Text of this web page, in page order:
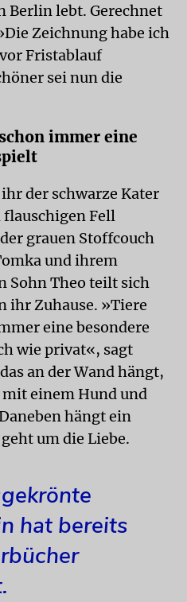
Berlin lebt. Gerechnet
Zeichnung habe ich
Fristablauf
sei nun die
immer eine
der schwarze Kater
Fell
grauen Stoffcouch
und ihrem
Sohn Theo teilt sich
ihr Zuhause. »Tiere
eine besondere
wie privat«, sagt
an der Wand hängt,
mit einem Hund und
hängt ein
um die Liebe.
hat bereits